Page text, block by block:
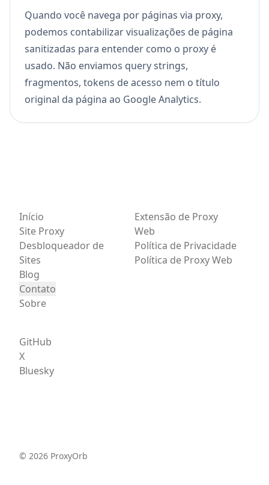
Quando você navega por páginas via proxy,
podemos contabilizar visualizações de página
sanitizadas para entender como o proxy é
usado. Não enviamos query strings,
fragmentos, tokens de acesso nem o título
original da página ao Google Analytics.
Início
Site Proxy
Desbloqueador de
Sites
Blog
Contato
Sobre
Extensão de Proxy
Web
Política de Privacidade
Política de Proxy Web
GitHub
X
Bluesky
© 2026 ProxyOrb